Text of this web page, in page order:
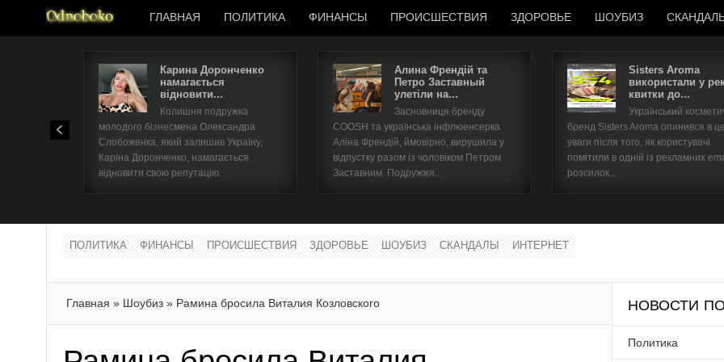
ГЛАВНАЯ ПОЛИТИКА ФИНАНСЫ ПРОИСШЕСТВИЯ ЗДОРОВЬЕ ШОУБИЗ
Карина Доронченко
намагається
відновити...
Колишня подружка
молодого бізнесмена Олександра
Слобоженка, який залишив Україну,
Каріна Доронченко, намагається
відновити свою репутацію.
Алина Френдій та
Петро Заставный
улетіли на...
Засновниця бренду
COOSH та українська інфлюенсерка
Аліна Френдій, ймовірно, вирушила у
відпустку разом із чоловіком Петром
Заставним. Подружжя...
Sisters Aroma
використали у
квитки до...
Український
бренд Sisters Aroma опинився в
уваги після того, як користувачі
помітили в одній із рекламних
розсилок...
ПОЛИТИКА ФИНАНСЫ ПРОИСШЕСТВИЯ ЗДОРОВЬЕ ШОУБИЗ СКАНДАЛЫ ИНТЕРНЕТ
Главная » Шоубиз » Рамина бросила Виталия Козловского НОВОСТИ
Политика
Имя пользователя
Забыли имя пользователя?